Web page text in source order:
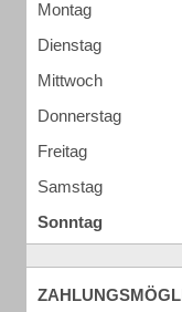
Montag
Dienstag
Mittwoch
Donnerstag
Freitag
Samstag
Sonntag